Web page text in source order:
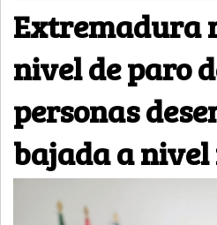
Extremadura
nivel de paro
personas
bajada a